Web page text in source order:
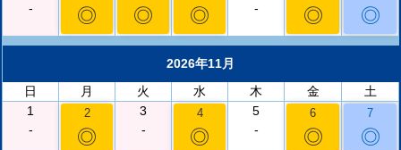
-
◎ ◎ ◎
-
◎ ◎
2026年11月
日
月 火 水 木 金
土
1
-
2
◎
3
-
4
◎
5
-
6
◎
7
◎